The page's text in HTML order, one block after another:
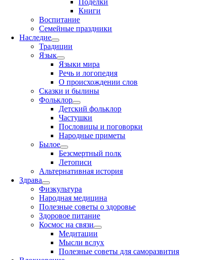
Поделки
Книги
Воспитание
Семейные праздники
Наследие
Традиции
Язык
Языки мира
Речь и логопедия
О происхождении слов
Сказки и былины
Фольклор
Детский фольклор
Частушки
Пословицы и поговорки
Народные приметы
Былое
Безсмертный полк
Летописи
Альтернативная история
Здрава
Физкультура
Народная медицина
Полезные советы о здоровье
Здоровое питание
Космос на связи
Медитации
Мысли вслух
Полезные советы для саморазвития